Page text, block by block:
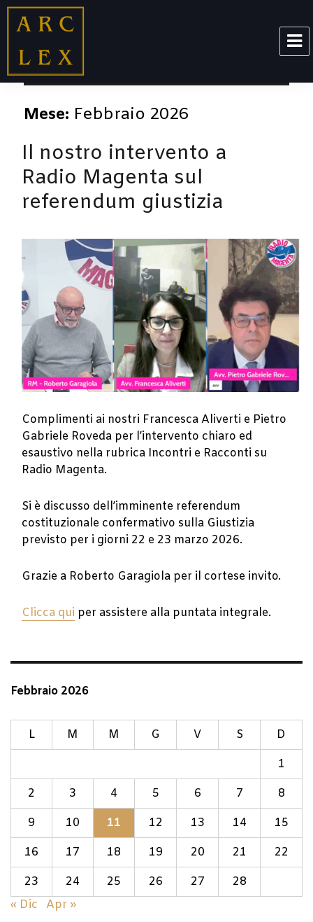
ARCLEX
Mese: Febbraio 2026
Il nostro intervento a
Radio Magenta sul
referendum giustizia
Complimenti ai nostri Francesca Aliverti e Pietro
Gabriele Roveda per l’intervento chiaro ed
esaustivo nella rubrica Incontri e Racconti su
Radio Magenta.
Si è discusso dell’imminente referendum
costituzionale confermativo sulla Giustizia
previsto per i giorni 22 e 23 marzo 2026.
Grazie a Roberto Garagiola per il cortese invito.
Clicca qui per assistere alla puntata integrale.
Febbraio 2026
L M M G V S
D
1
2
3 4 5 6 7
8
9
10 11 12 13 14
15
16
17 18 19 20 21
22
23
24 25 26 27
28
« Dic
Apr »